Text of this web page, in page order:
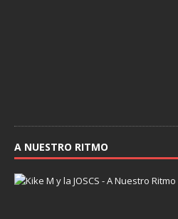
A NUESTRO RITMO